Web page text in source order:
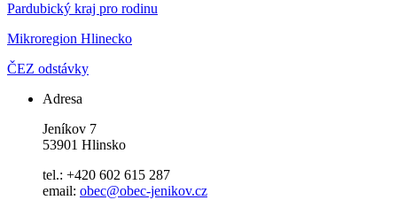
Pardubický kraj pro rodinu
Mikroregion Hlinecko
ČEZ odstávky
Adresa
Jeníkov 7
53901 Hlinsko
tel.: +420 602 615 287
email: obec@obec-jenikov.cz